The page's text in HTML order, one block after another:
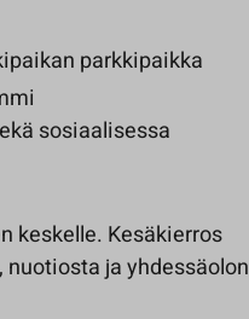
parkkipaikka
sosiaalisessa
keskelle. Kesäkierros
ja yhdessäolon